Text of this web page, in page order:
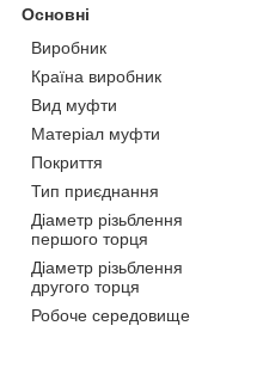
Основні
Виробник
Країна виробник
Вид муфти
Матеріал муфти
Покриття
Тип приєднання
Діаметр різьблення
першого торця
Діаметр різьблення
другого торця
Робоче середовище